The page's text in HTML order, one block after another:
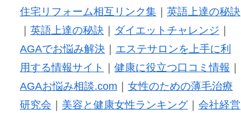
住宅リフォーム相互リンク集｜ 英語上達の秘訣
英語上達の秘訣 ダイエットチャレンジ
AGAでお悩み解決｜ エステサロンを上手に利
用する情報サイト
健康に役立つ口コミ情報
AGAお悩み相談.com
女性のための薄毛治療
研究会
美容と健康女性ランキング｜ 会社経営